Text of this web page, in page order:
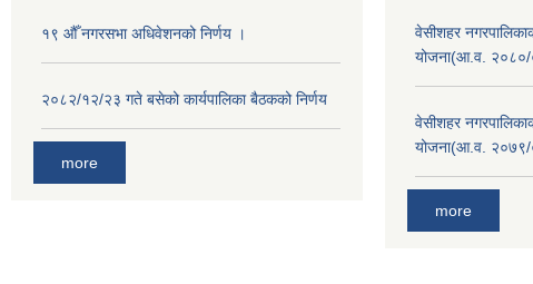
१९ औँ नगरसभा अधिवेशनको निर्णय ।
२०८२/१२/२३ गते बसेको कार्यपालिका बैठकको निर्णय
more
वेसीशहर
योजना(आ.व.
वेसीशहर
योजना(आ.व.
more